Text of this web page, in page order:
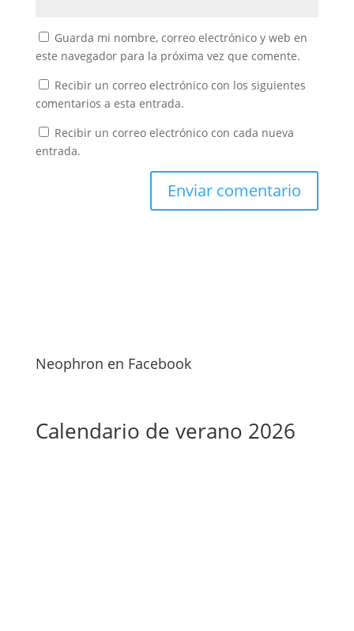
Guarda mi nombre, correo electrónico y web en
este navegador para la próxima vez que comente.
Recibir un correo electrónico con los siguientes
comentarios a esta entrada.
Recibir un correo electrónico con cada nueva
entrada.
Neophron en Facebook
Calendario de verano 2026